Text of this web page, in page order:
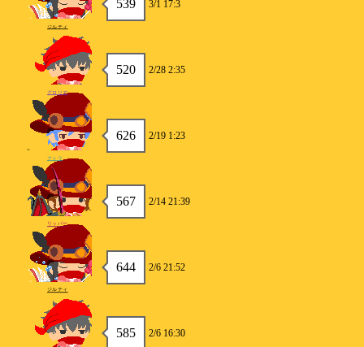
539 3/1 17:3
ジルティ
520 2/28 2:35
グロリア
626 2/19 1:23
アトラ
567 2/14 21:39
リッパー
644 2/6 21:52
ジルティ
585 2/6 16:30